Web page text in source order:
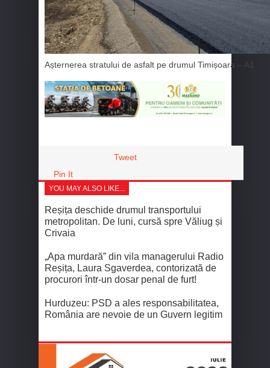
Așternerea stratului de asfalt pe drumul Timișoara – A1
Tweet
Pin It
YOU MAY ALSO LIKE...
Reșița deschide drumul transportului
metropolitan. De luni, cursă spre Văliug și
Crivaia
„Apa murdară” din vila managerului Radio
Reșița, Laura Sgaverdea, contorizată de
procurori într-un dosar penal de furt!
Hurduzeu: PSD a ales responsabilitatea,
România are nevoie de un Guvern legitim